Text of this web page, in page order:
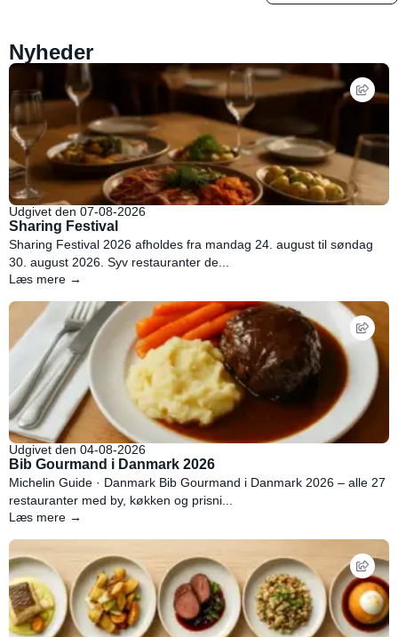
Nyheder
Udgivet den 07-08-2026
Sharing Festival
Sharing Festival 2026 afholdes fra mandag 24. august til søndag
30. august 2026. Syv restauranter de...
Læs mere →
Udgivet den 04-08-2026
Bib Gourmand i Danmark 2026
Michelin Guide · Danmark Bib Gourmand i Danmark 2026 – alle 27
restauranter med by, køkken og prisni...
Læs mere →